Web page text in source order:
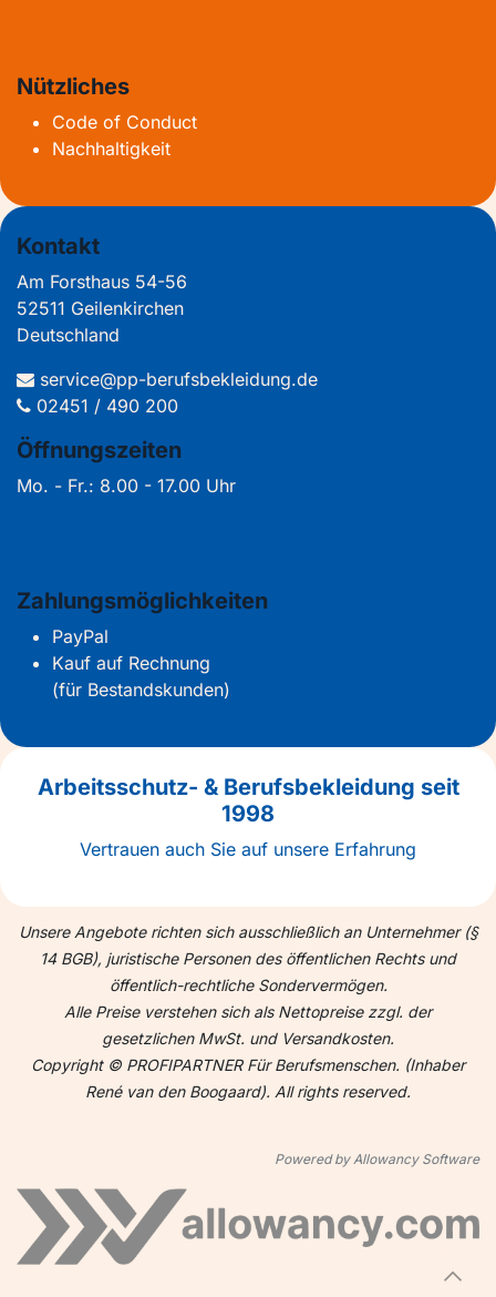
Nützliches
Code of Conduct
Nachhaltigkeit
Kontakt
Am Forsthaus 54-56
52511 Geilenkirchen
Deutschland
service@pp-berufsbekleidung.de
02451 / 490 200
Öffnungszeiten
Mo. - Fr.: 8.00 - 17.00 Uhr
Zahlungsmöglichkeiten
PayPal
Kauf auf Rechnung
(für Bestandskunden)
Arbeitsschutz- & Berufsbekleidung seit
1998
Vertrauen auch Sie auf unsere Erfahrung
Unsere Angebote richten sich ausschließlich an Unternehmer (§
14 BGB), juristische Personen des öffentlichen Rechts und
öffentlich-rechtliche Sondervermögen.
Alle Preise verstehen sich als Nettopreise zzgl. der
gesetzlichen MwSt. und Versandkosten.
Copyright © PROFIPARTNER Für Berufsmenschen. (Inhaber
René van den Boogaard). All rights reserved.
Powered by Allowancy Software